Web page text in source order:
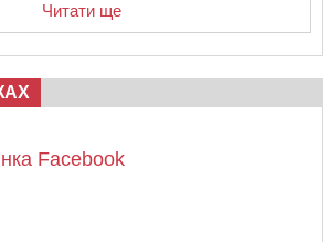
Читати ще
Facebook